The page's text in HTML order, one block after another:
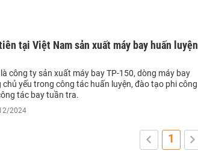
tại Việt Nam sản xuất máy bay huấn luyện
công ty sản xuất máy bay TP-150, dòng máy bay
chủ yếu trong công tác huấn luyện, đào tạo phi công
tác bay tuần tra.
2024
1